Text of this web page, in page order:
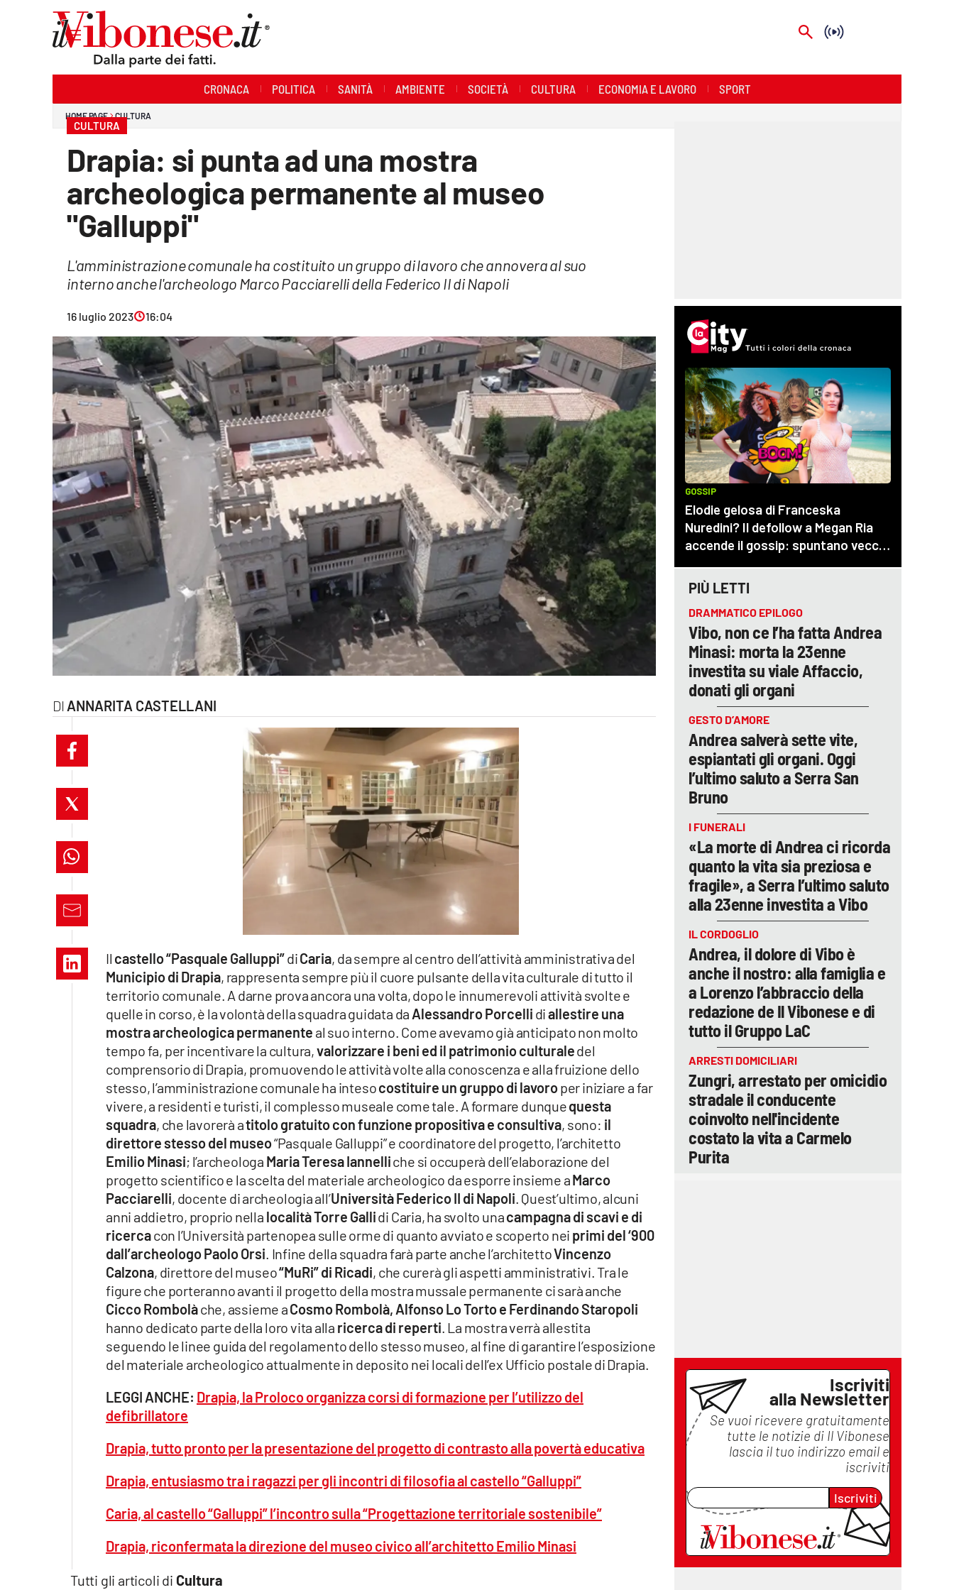
Streaming
Lac Network
cosenzachannel.it
ilvibonese.it
catanzarochannel.it
lacapitalenews.it
Vai
CRONACA POLITICA SANITÀ AMBIENTE SOCIETÀ CULTURA ECONOMIA E LAVORO SPORT
HOME PAGE CULTURA
CULTURA
Drapia: si punta ad una mostra
archeologica permanente al museo
"Galluppi"
L'amministrazione comunale ha costituito un gruppo di lavoro che annovera al suo
interno anche l'archeologo Marco Pacciarelli della Federico II di Napoli
16 luglio 2023 16:04
ANNARITA CASTELLANI
Tutti gli articoli di Cultura
Il castello “Pasquale Galluppi”diCaria, da sempre al centro dell’attività amministrativa del
Municipio di Drapia, rappresenta sempre più il cuore pulsante della vita culturale di tutto il
territorio comunale. A darne prova ancora una volta, dopo le innumerevoli attività svolte e
quelle in corso, è la volontà della squadra guidata da Alessandro Porcelli diallestire una
mostra archeologica permanente al suo interno. Come avevamo già anticipato non molto
tempo fa, per incentivare la cultura,valorizzare i beni ed il patrimonio culturaledel
comprensorio di Drapia, promuovendo le attività volte alla conoscenza e alla fruizione dello
stesso, l’amministrazione comunale ha intesocostituire un gruppo di lavoroper iniziare a far
vivere, a residenti e turisti, il complesso museale come tale. A formare dunquequesta
squadra, che lavorerà atitolo gratuito con funzione propositiva e consultiva, sono: il
direttore stesso del museo“Pasquale Galluppi” e coordinatore del progetto, l’architetto
Emilio Minasi; l’archeologa Maria Teresa Iannelliche si occuperà dell’elaborazione del
progetto scientifico e la scelta del materiale archeologico da esporre insieme aMarco
Pacciarelli, docente di archeologia all’Università Federico II di Napoli. Quest’ultimo, alcuni
anni addietro, proprio nella località Torre Gallidi Caria, ha svolto unacampagna di scavi e di
ricercacon l’Università partenopea sulle orme di quanto avviato e scoperto nei primi del ‘900
dall’archeologo Paolo Orsi. Infine della squadra farà parte anche l’architettoVincenzo
Calzona, direttore del museo“MuRi” di Ricadi, che curerà gli aspetti amministrativi. Tra le
figure che porteranno avanti il progetto della mostra mussale permanente ci sarà anche
Cicco Rombolàche, assieme aCosmo Rombolà, Alfonso Lo Torto e Ferdinando Staropoli
hanno dedicato parte della loro vita alla ricerca di reperti. La mostra verrà allestita
seguendo le linee guida del regolamento dello stesso museo, al fine di garantire l’esposizione
del materiale archeologico attualmente in deposito nei locali dell’ex Ufficio postale di Drapia.
LEGGI ANCHE: Drapia, la Proloco organizza corsi di formazione per l’utilizzo del
defibrillatore
Drapia, tutto pronto per la presentazione del progetto di contrasto alla povertà educativa
Drapia, entusiasmo tra i ragazzi per gli incontri di filosofia al castello “Galluppi”
Caria, al castello “Galluppi” l’incontro sulla “Progettazione territoriale sostenibile”
Drapia, riconfermata la direzione del museo civico all’architetto Emilio Minasi
PIÙ LETTI
DRAMMATICO EPILOGO
Vibo, non ce l’ha fatta Andrea
Minasi: morta la 23enne
investita su viale Affaccio,
donati gli organi
GESTO D’AMORE
Andrea salverà sette vite,
espiantati gli organi. Oggi
l’ultimo saluto a Serra San
Bruno
I FUNERALI
«La morte di Andrea ci ricorda
quanto la vita sia preziosa e
fragile», a Serra l’ultimo saluto
alla 23enne investita a Vibo
IL CORDOGLIO
Andrea, il dolore di Vibo è
anche il nostro: alla famiglia e
a Lorenzo l’abbraccio della
redazione de Il Vibonese e di
tutto il Gruppo LaC
ARRESTI DOMICILIARI
Zungri, arrestato per omicidio
stradale il conducente
coinvolto nell'incidente
costato la vita a Carmelo
Purita
Iscriviti
alla Newsletter
Se vuoi ricevere gratuitamente
tutte le notizie di Il Vibonese
lascia il tuo indirizzo email e
iscriviti
Iscriviti